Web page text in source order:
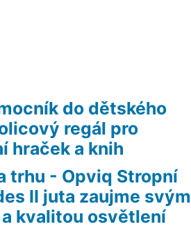
do dětského
regál pro
hraček a knih
trhu - Opviq Stropní
II juta zaujme svým
kvalitou osvětlení